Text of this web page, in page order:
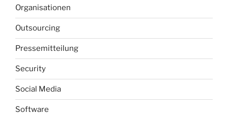
Organisationen
Outsourcing
Pressemitteilung
Security
Social Media
Software